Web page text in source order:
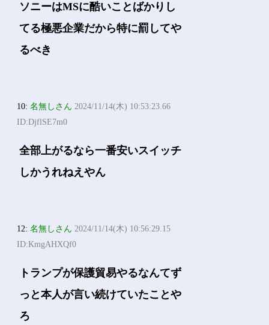
ソニーはMSに酷いことばかりし
てる極悪企業だから特に罰してや
るべき
10:名無しさん 2024/11/14(木) 10:53:23.66
ID:DjflSE7m0
全部上がるなら一番安いスイッチ
しかうれねえやん
12:名無しさん 2024/11/14(木) 10:56:29.15
ID:KmgAHXQf0
トランプが保護貿易やるなんてず
っと本人が言い続けていたことや
ろ